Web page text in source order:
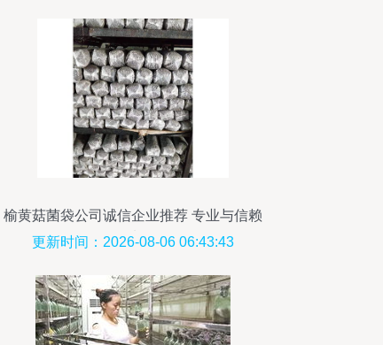
榆黄菇菌袋公司诚信企业推荐 专业与信赖
的选择
更新时间：2026-08-06 06:43:43